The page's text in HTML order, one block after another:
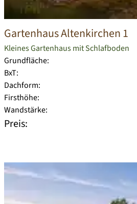
Gartenhaus Altenkirchen 1
Kleines Gartenhaus mit Schlafboden
Grundfläche:
BxT:
Dachform:
Firsthöhe:
Wandstärke:
Preis: